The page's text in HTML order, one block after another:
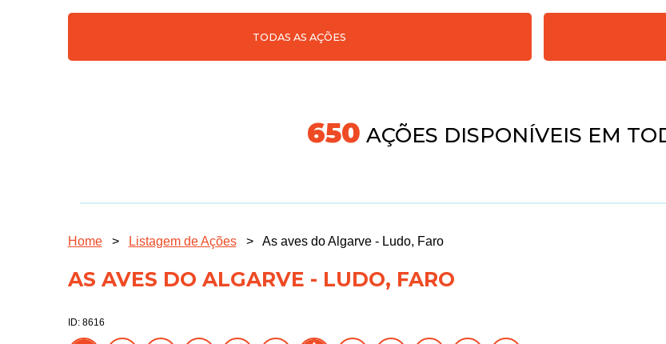
TODAS AS AÇÕES
704 AÇÕES DISPONÍVEIS EM
Home > Listagem de Ações > As aves do Algarve - Ludo, Faro
AS AVES DO ALGARVE - LUDO, FARO
ID: 8616